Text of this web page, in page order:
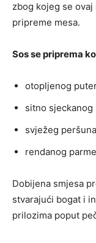
zbog kojeg se
pripreme mesa.
Sos se priprema
otopljenog
sitno sjeckanog
svježeg
rendanog
Dobijena smjesa
stvarajući bogat i
prilozima poput